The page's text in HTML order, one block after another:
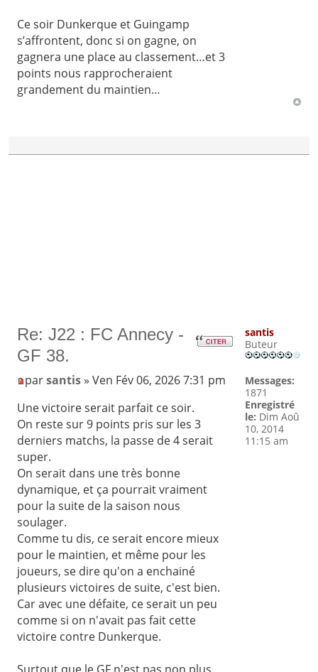
Ce soir Dunkerque et Guingamp
s’affrontent, donc si on gagne, on
gagnera une place au classement…et 3
points nous rapprocheraient
grandement du maintien…
Re: J22 : FC Annecy -
GF 38.
parsantis» Ven Fév 06, 2026 7:31 pm
Une victoire serait parfait ce soir.
On reste sur 9 points pris sur les 3
derniers matchs, la passe de 4 serait
super.
On serait dans une très bonne
dynamique, et ça pourrait vraiment
pour la suite de la saison nous
soulager.
Comme tu dis, ce serait encore mieux
pour le maintien, et même pour les
joueurs, se dire qu'on a enchainé
plusieurs victoires de suite, c'est bien.
Car avec une défaite, ce serait un peu
comme si on n'avait pas fait cette
victoire contre Dunkerque.
santis
Buteur
Messages:
1871
Enregistré
le: Dim Aoû
10, 2014
11:15 am